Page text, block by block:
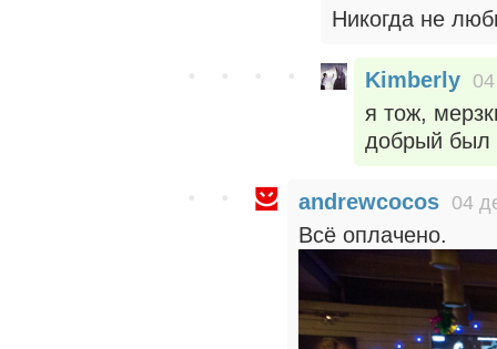
Никогда не
Kimberly
я тож,
добрый был
andrewcocos 04
Всё оплачено.